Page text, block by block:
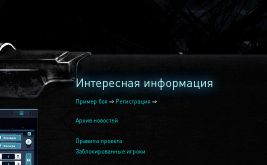
2240
Интересная информация
Пример боя ⇒ Регистрация ⇒
Архив новостей
Правила проекта
Заблокированные игроки